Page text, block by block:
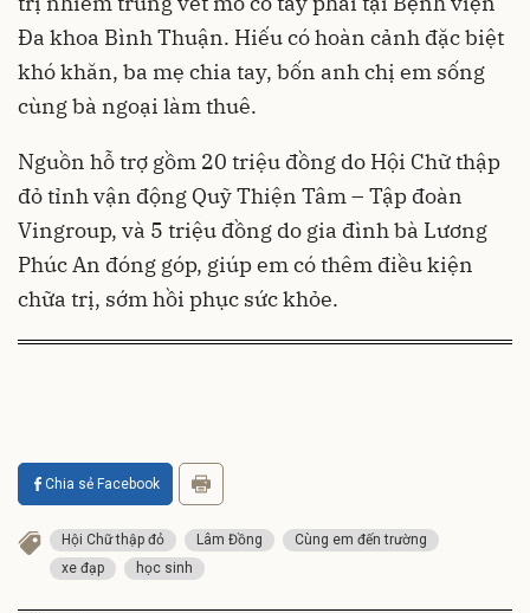
Đa khoa Bình Thuận. Hiếu có hoàn cảnh đặc biệt
khó khăn, ba mẹ chia tay, bốn anh chị em sống
cùng bà ngoại làm thuê.
Nguồn hỗ trợ gồm 20 triệu đồng do Hội Chữ thập
đỏ tỉnh vận động Quỹ Thiện Tâm – Tập đoàn
Vingroup, và 5 triệu đồng do gia đình bà Lương
Phúc An đóng góp, giúp em có thêm điều kiện
chữa trị, sớm hồi phục sức khỏe.
Chia sẻ Facebook
Hội Chữ thập đỏ Lâm Đồng
Cùng em đến trường
xe đạp
học sinh